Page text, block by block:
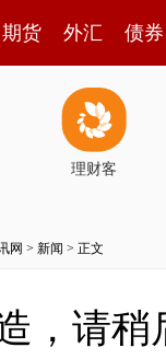
期货 外汇 债券
理财客
网 > 新闻 > 正文
，请稍